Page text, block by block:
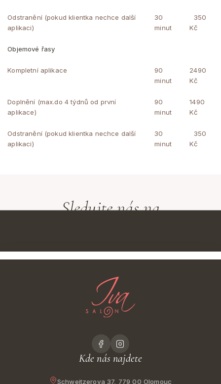
Odstranění (pokud klientka nechce další
aplikaci)
30
minut
350
Kč
Objemové řasy
Kompletní aplikace
90
minut
2490
Kč
Doplnění (max.do 4 týdnů od první
aplikace)
90
minut
1490
Kč
Odstranění (pokud klientka nechce další
aplikaci)
30
minut
350
Kč
Sledujte nás na
Kde nás najdete
Schweitzerova 37, 779 00 Olomouc